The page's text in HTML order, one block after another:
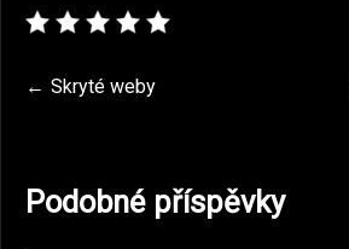
Navigace
příspěvek
Skryté weby
Podobné příspěvky